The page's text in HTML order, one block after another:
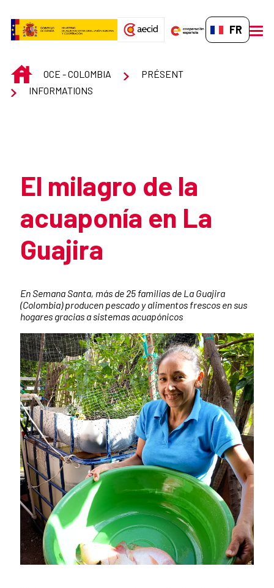
FR-FR
INICIOOCE - COLOMBIA
PRÉSENT
INFORMATIONS
El milagro de la
acuaponía en La
Guajira
En Semana Santa, más de 25 familias de La Guajira
(Colombia) producen pescado y alimentos frescos en sus
hogares gracias a sistemas acuapónicos